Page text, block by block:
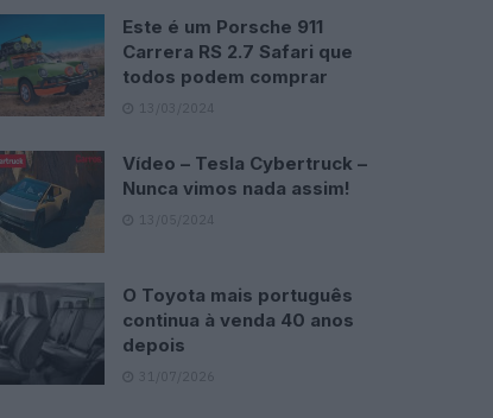
Este é um Porsche 911
Carrera RS 2.7 Safari que
todos podem comprar
13/03/2024
Vídeo – Tesla Cybertruck –
Nunca vimos nada assim!
13/05/2024
O Toyota mais português
continua à venda 40 anos
depois
31/07/2026